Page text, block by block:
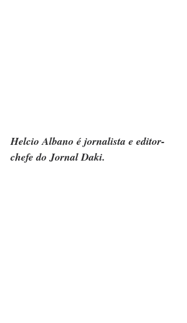
Helcio Albano é jornalista e editor-
chefe do Jornal Daki.